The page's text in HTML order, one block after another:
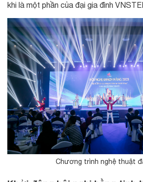
khi là một phần của đại gia đình
Chương trình nghệ thuật